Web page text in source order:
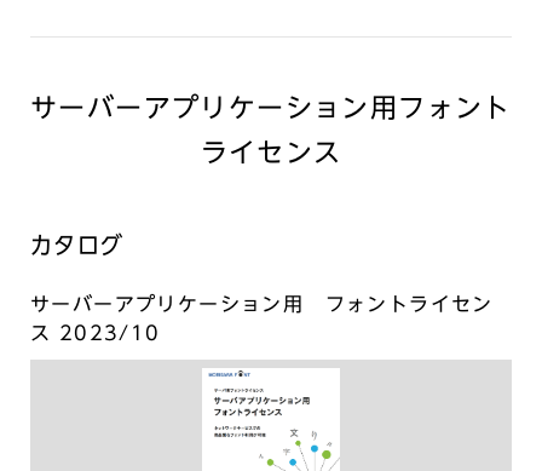
サーバーアプリケーション用フォント
ライセンス
カタログ
サーバーアプリケーション用 フォントライセン
ス 2023/10